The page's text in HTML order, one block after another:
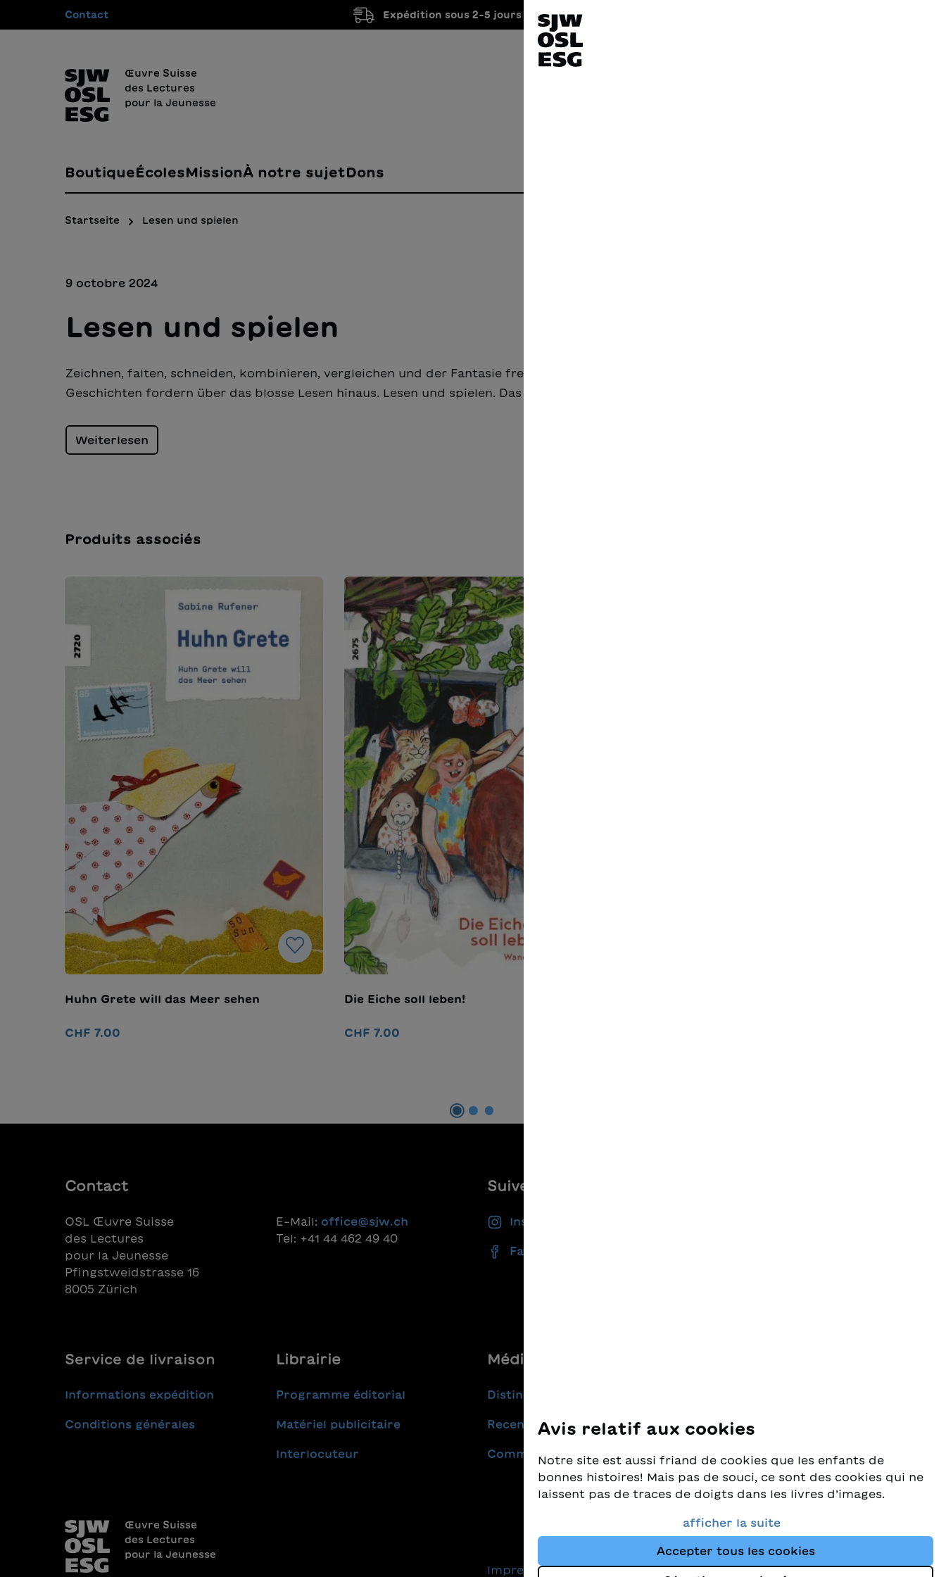
Passer à la navigation principale
Contact Expédition sous 2-5 jours ouvrés
Œuvre Suisse
des Lectures
pour la Jeunesse
BoutiqueÉcolesMissionÀ notre sujetDons
Startseite Lesen und spielen
9 octobre 2024
Lesen und spielen
Zeichnen, falten, schneiden, kombinieren, vergleichen und der Fantasie freien Lauf lassen: SJW
Geschichten fordern über das blosse Lesen hinaus. Lesen und spielen. Das macht Spass!
Weiterlesen
Produits associés
Huhn Grete will das Meer sehen
CHF 7.00
Die Eiche soll leben!
CHF 7.00
Contact
OSL Œuvre Suisse
des Lectures
pour la Jeunesse
Pfingstweidstrasse 16
8005 Zürich
E-Mail: office@sjw.ch
Tel: +41 44 462 49 40
Suivez-nous
Instagram
Facebook
Service de livraison
Informations expédition
Conditions générales
Librairie
Programme éditorial
Matériel publicitaire
Interlocuteur
Médias
Distinctions
Recensions
Communiqués de presse
Œuvre Suisse
des Lectures
pour la Jeunesse
Impressum Protection des données
Avis relatif aux cookies
Notre site est aussi friand de cookies que les enfants de
bonnes histoires! Mais pas de souci, ce sont des cookies qui ne
laissent pas de traces de doigts dans les livres d’images.
Nous prenons très au sérieux la protection de vos données et
nous tenons à ce que vous trouviez toujours les meilleurs
livres pour enfants dans notre assortiment. Ce site utilise des
cookies et d'autres technologies de suivi pour améliorer
afficher la suite
Accepter tous les cookies